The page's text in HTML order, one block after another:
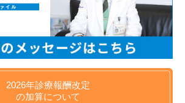
2026年診療報酬改定
の加算について